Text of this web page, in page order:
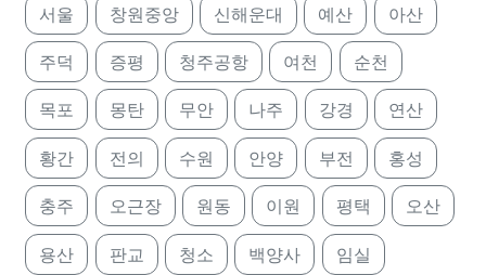
서울 창원중앙 신해운대 예산 아산
주덕 증평 청주공항 여천 순천
목포 몽탄 무안 나주 강경 연산
황간 전의 수원 안양 부전 홍성
충주 오근장 원동 이원 평택 오산
용산 판교 청소 백양사 임실